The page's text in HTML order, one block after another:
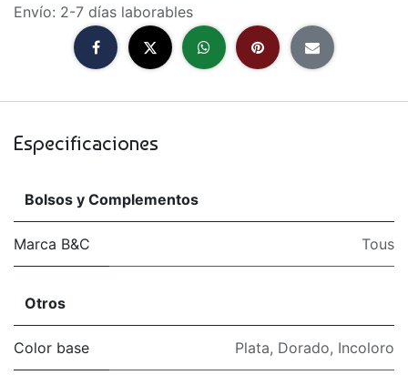
Envío: 2-7 días laborables
Especificaciones
Bolsos y Complementos
Marca B&C Tous
Otros
Color base Plata, Dorado, Incoloro